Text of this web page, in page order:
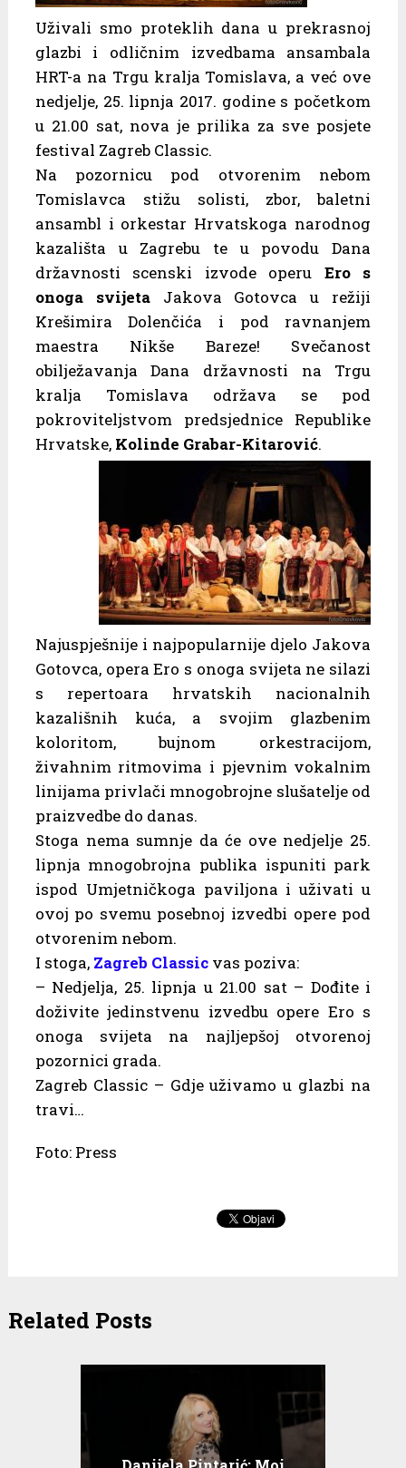
Uživali smo proteklih dana u prekrasnoj
glazbi i odličnim izvedbama ansambala
HRT-a na Trgu kralja Tomislava, a već ove
nedjelje, 25. lipnja 2017. godine s početkom
u 21.00 sat, nova je prilika za sve posjete
festival Zagreb Classic.
Na pozornicu pod otvorenim nebom
Tomislavca stižu solisti, zbor, baletni
ansambl i orkestar Hrvatskoga narodnog
kazališta u Zagrebu te u povodu Dana
državnosti scenski izvode operu Ero s
onoga svijetaJakova Gotovca u režiji
Krešimira Dolenčića i pod ravnanjem
maestra Nikše Bareze! Svečanost
obilježavanja Dana državnosti na Trgu
kralja Tomislava održava se pod
pokroviteljstvom predsjednice Republike
Hrvatske, Kolinde Grabar-Kitarović.
Najuspješnije i najpopularnije djelo Jakova
Gotovca, opera Ero s onoga svijeta ne silazi
s repertoara hrvatskih nacionalnih
kazališnih kuća, a svojim glazbenim
koloritom, bujnom orkestracijom,
živahnim ritmovima i pjevnim vokalnim
linijama privlači mnogobrojne slušatelje od
praizvedbe do danas.
Stoga nema sumnje da će ove nedjelje 25.
lipnja mnogobrojna publika ispuniti park
ispod Umjetničkoga paviljona i uživati u
ovoj po svemu posebnoj izvedbi opere pod
otvorenim nebom.
I stoga, Zagreb Classicvas poziva:
– Nedjelja, 25. lipnja u 21.00 sat – Dođite i
doživite jedinstvenu izvedbu opere Ero s
onoga svijeta na najljepšoj otvorenoj
pozornici grada.
Zagreb Classic – Gdje uživamo u glazbi na
travi…
Foto: Press
Related Posts